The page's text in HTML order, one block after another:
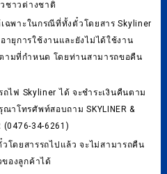
ชาวต่างชาติ
เฉพาะในกรณีที่ทั้งตั๋วโดยสาร Skyliner
ายุการใช้งานและยังไม่ได้ใช้งาน
ามที่กำหนด โดยท่านสามารถขอคืน
ไฟ Skyliner ได้ จะชำระเงินคืนตาม
าโทรศัพท์สอบถาม SKYLINER &
(0476-34-6261)
วโดยสารรถไปแล้ว จะไม่สามารถคืน
ของลูกค้าได้